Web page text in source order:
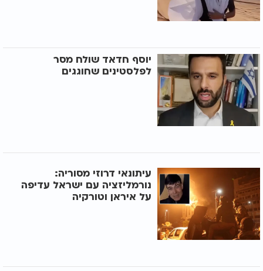
יוסף חדאד שולח מסר
לפלסטינים שחוגגים
עיתונאי דרוזי מסוריה:
נורמליזציה עם ישראל עדיפה
על איראן וטורקיה